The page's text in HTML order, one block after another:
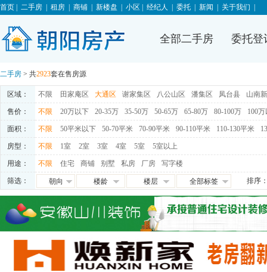
首页 二手房 租房 商铺 新楼盘 小区 经纪人 委托 新闻 关于我们
全部二手房 委托登
二手房 > 共2923套在售房源
区域： 不限 田家庵区 大通区 谢家集区 八公山区 潘集区 凤台县 山南
售价： 不限 20万以下 20-35万 35-50万 50-65万 65-80万 80-100万 100
面积： 不限 50平米以下 50-70平米 70-90平米 90-110平米 110-130平米
房型： 不限 1室 2室 3室 4室 5室 5室以上
用途： 不限 住宅 商铺 别墅 私房 厂房 写字楼
筛选：
朝向
朝西
朝南
楼龄
5-10年
10-15年
楼层
中层
低层
地下室
全部标签
满五唯一
交通便利
学区房
随时看房
独家房源
排序